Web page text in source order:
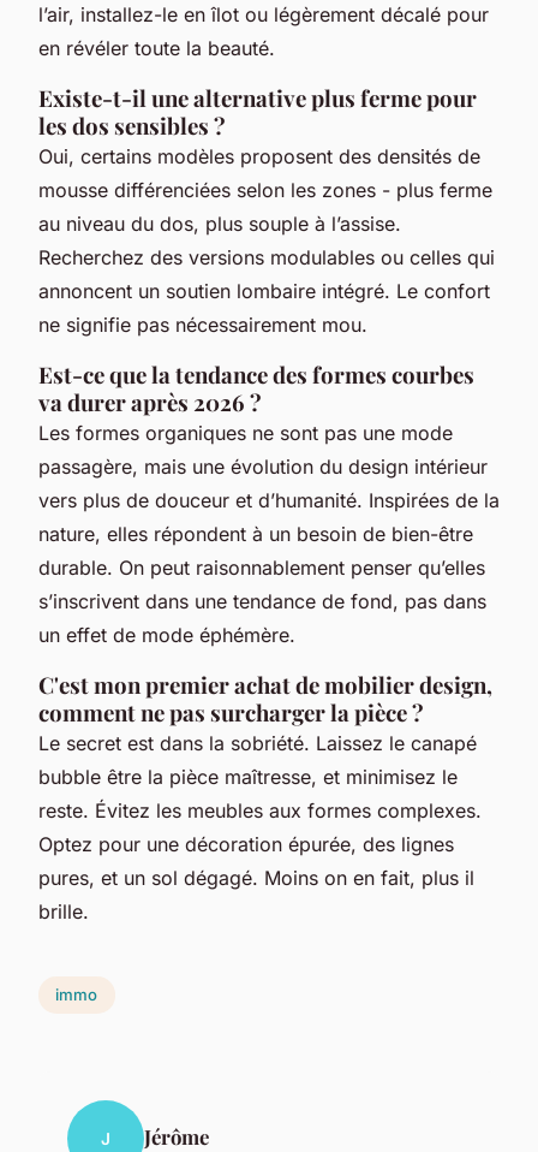
l’air, installez-le en îlot ou légèrement décalé pour
en révéler toute la beauté.
Existe-t-il une alternative plus ferme pour
les dos sensibles ?
Oui, certains modèles proposent des densités de
mousse différenciées selon les zones - plus ferme
au niveau du dos, plus souple à l’assise.
Recherchez des versions modulables ou celles qui
annoncent un soutien lombaire intégré. Le confort
ne signifie pas nécessairement mou.
Est-ce que la tendance des formes courbes
va durer après 2026 ?
Les formes organiques ne sont pas une mode
passagère, mais une évolution du design intérieur
vers plus de douceur et d’humanité. Inspirées de la
nature, elles répondent à un besoin de bien-être
durable. On peut raisonnablement penser qu’elles
s’inscrivent dans une tendance de fond, pas dans
un effet de mode éphémère.
C'est mon premier achat de mobilier design,
comment ne pas surcharger la pièce ?
Le secret est dans la sobriété. Laissez le canapé
bubble être la pièce maîtresse, et minimisez le
reste. Évitez les meubles aux formes complexes.
Optez pour une décoration épurée, des lignes
pures, et un sol dégagé. Moins on en fait, plus il
brille.
immo
J Jérôme